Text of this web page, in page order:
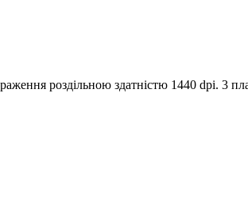
роздільною здатністю 1440 dpi. 3